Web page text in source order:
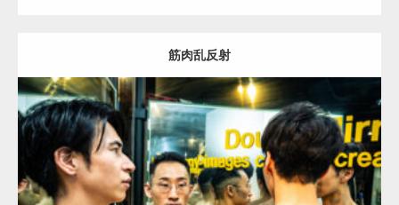
筋肉乱反射
Update:2025.10.30
Category:科学技術館のマッチョ オレンジの人 AKIHITO(細マッチョ)
SOSUKE 外資系筋肉 大胸筋 背中 千代田区（東京）